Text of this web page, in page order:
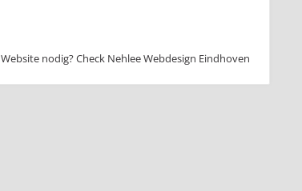
Website nodig? Check Nehlee Webdesign Eindhoven